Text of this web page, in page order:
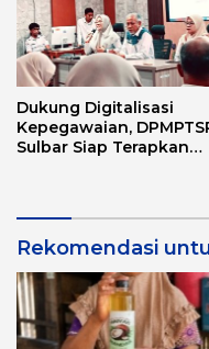
Dukung Digitalisasi
Kepegawaian,
Sulbar Siap Terapkan
Rekomendasi